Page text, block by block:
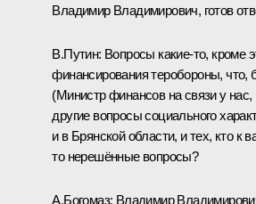
Владимир Владимирович, готов
В.Путин: Вопросы какие-то, кроме
финансирования теробороны, что,
(Министр финансов на связи у
другие вопросы социального
и в Брянской области, и тех, кто к
то нерешённые вопросы?
А.Богомаз: Владимир